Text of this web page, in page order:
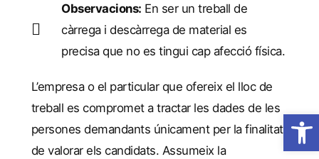
Observacions: En ser un treball de
càrrega i descàrrega de material es
precisa que no es tingui cap afecció física.
L’empresa o el particular que ofereix el lloc de
treball es compromet a tractar les dades de les
persones demandants únicament per la finalitat
de valorar els candidats. Assumeix la
Obre